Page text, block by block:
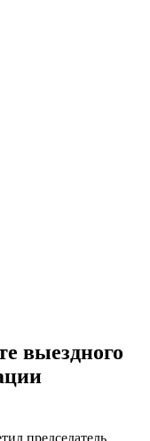
выездного
председатель